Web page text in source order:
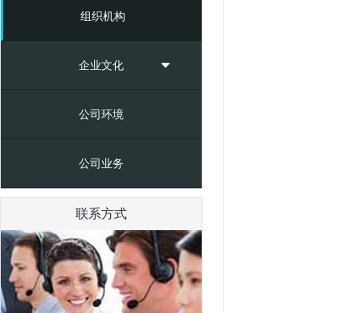
组织机构
企业文化
公司环境
公司业务
联系方式